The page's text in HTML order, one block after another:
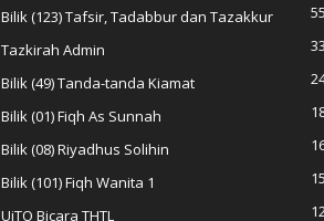
Bilik (123) Tafsir, Tadabbur dan Tazakkur
Tazkirah Admin
Bilik (49) Tanda-tanda Kiamat
Bilik (01) Fiqh As Sunnah
Bilik (08) Riyadhus Solihin
Bilik (101) Fiqh Wanita 1
UiTO Bicara THTL